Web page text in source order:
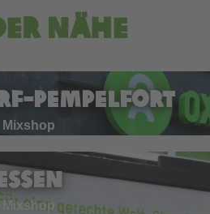
Nähe
Pempelfort
Mixshop
Mixshop